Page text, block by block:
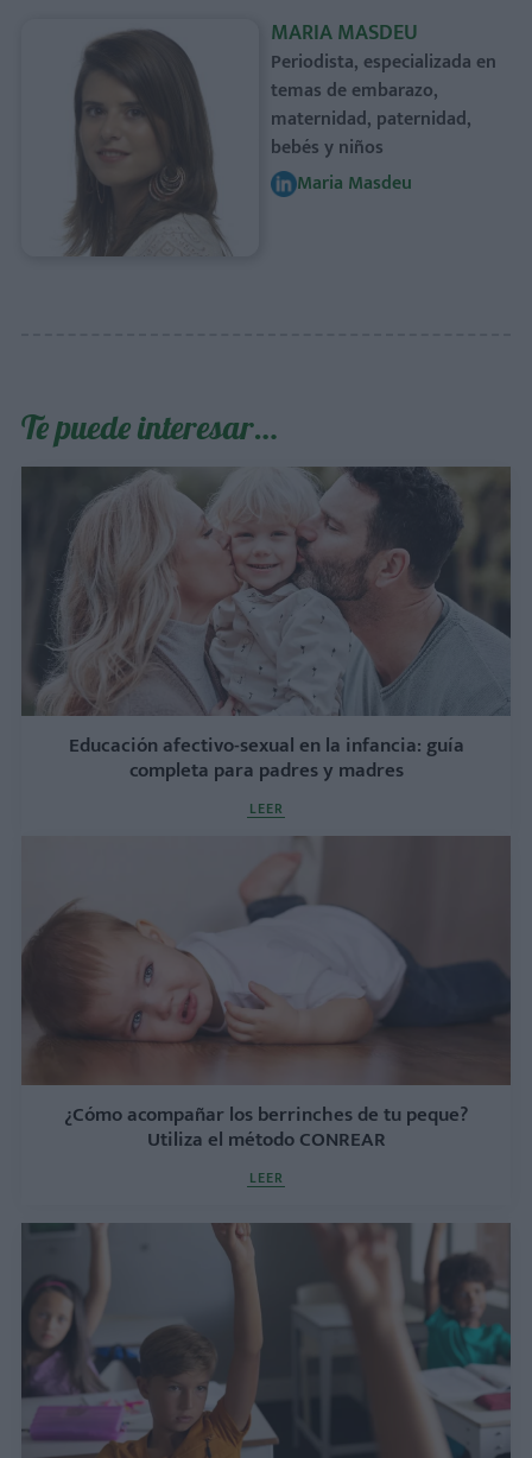
MARIA MASDEU
Periodista, especializada en
temas de embarazo,
maternidad, paternidad,
bebés y niños
Maria Masdeu
Te puede interesar…
Educación afectivo-sexual en la infancia: guía
completa para padres y madres
LEER
¿Cómo acompañar los berrinches de tu peque?
Utiliza el método CONREAR
LEER